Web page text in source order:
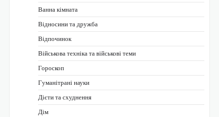
Ванна кімната
Відносини та дружба
Відпочинок
Військова техніка та військові теми
Гороскоп
Гуманітрані науки
Дієти та схуднення
Дім